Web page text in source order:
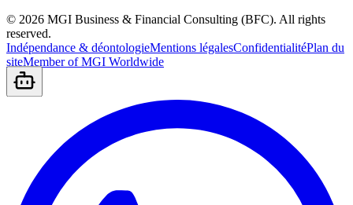
© 2026 MGI Business & Financial Consulting (BFC). All rights
reserved.
Indépendance & déontologieMentions légalesConfidentialitéPlan du
siteMember of MGI Worldwide